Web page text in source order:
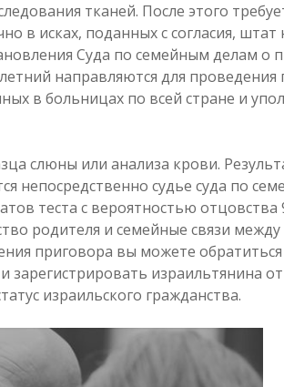
тканей. После этого
в исках, поданных с согласия,
Суда по семейным делам о
направляются для проведения
в больницах по всей стране и
слюны или анализа крови.
непосредственно судье суда по
теста с вероятностью отцовства
родителя и семейные связи между
приговора вы можете
зарегистрировать израильтянина
израильского гражданства.